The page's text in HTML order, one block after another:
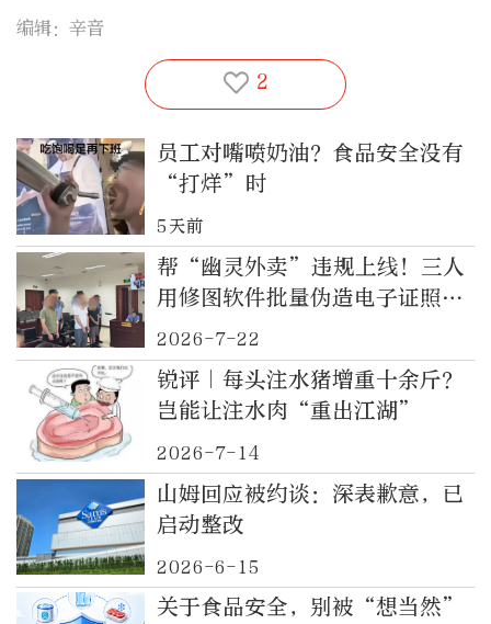
编辑：辛音
2
员工对嘴喷奶油？食品安全没有
“打烊”时
5天前
帮“幽灵外卖”违规上线！三人
用修图软件批量伪造电子证照被
公诉
2026-7-22
锐评｜每头注水猪增重十余斤？
岂能让注水肉“重出江湖”
2026-7-14
山姆回应被约谈：深表歉意，已
启动整改
2026-6-15
关于食品安全，别被“想当然”